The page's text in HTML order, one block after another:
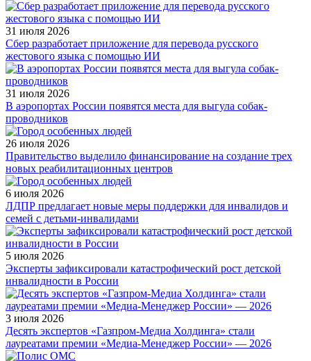
31 июля 2026
Сбер разработает приложение для перевода русского
жестового языка с помощью ИИ
31 июля 2026
В аэропортах России появятся места для выгула собак-
проводников
26 июля 2026
Правительство выделило финансирование на создание трех
новых реабилитационных центров
6 июля 2026
ЛДПР предлагает новые меры поддержки для инвалидов и
семей с детьми-инвалидами
5 июля 2026
Эксперты зафиксировали катастрофический рост детской
инвалидности в России
3 июля 2026
Десять экспертов «Газпром-Медиа Холдинга» стали
лауреатами премии «Медиа-Менеджер России» — 2026